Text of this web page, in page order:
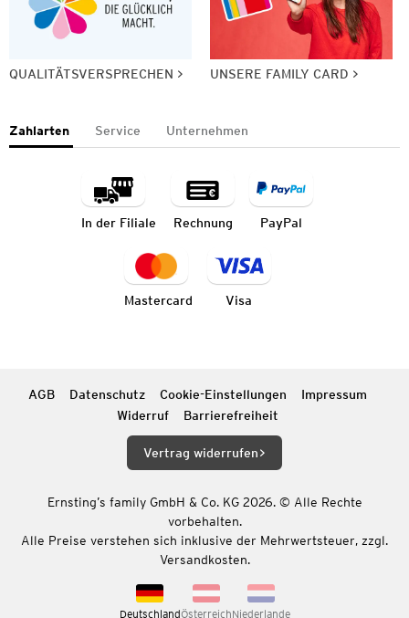
QUALITÄTSVERSPRECHEN UNSERE FAMILY CARD
Zahlarten Service Unternehmen
In der Filiale Rechnung PayPal
Mastercard Visa
AGB Datenschutz Cookie-Einstellungen
Impressum
Widerruf
Barrierefreiheit
Vertrag widerrufen
Ernsting’s family GmbH & Co. KG 2026. © Alle Rechte
vorbehalten.
Alle Preise verstehen sich inklusive der Mehrwertsteuer, zzgl.
Versandkosten.
DeutschlandÖsterreichNiederlande